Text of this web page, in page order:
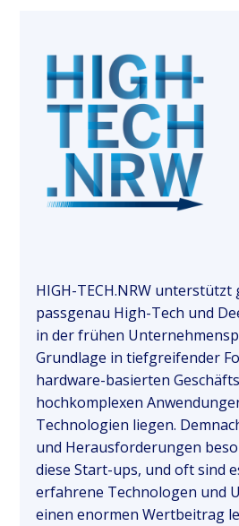
HIGH-TECH.NRW unterstützt
passgenau High-Tech und
in der frühen
Grundlage in tiefgreifender
hardware-basierten
hochkomplexen
Technologien liegen.
und Herausforderungen
diese Start-ups, und oft sind
erfahrene Technologen und
einen enormen Wertbeitrag